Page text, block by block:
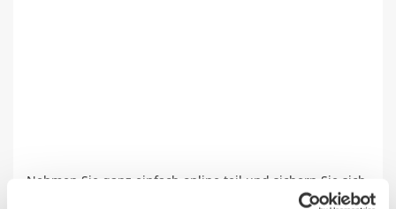
Nehmen Sie ganz einfach online teil und sichern Sie sich